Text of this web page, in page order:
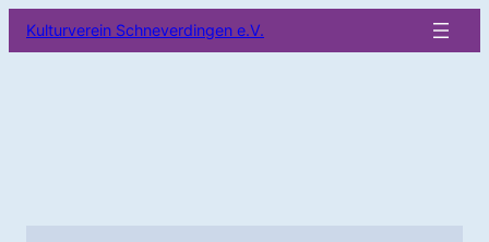
Inhalt
Kulturverein Schneverdingen e.V.